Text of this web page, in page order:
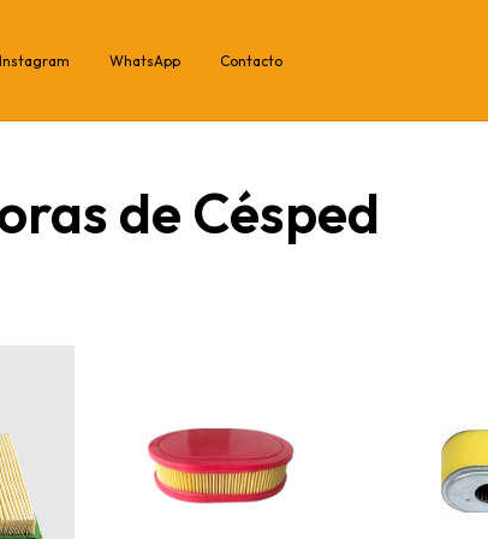
Instagram WhatsApp Contacto
de Césped